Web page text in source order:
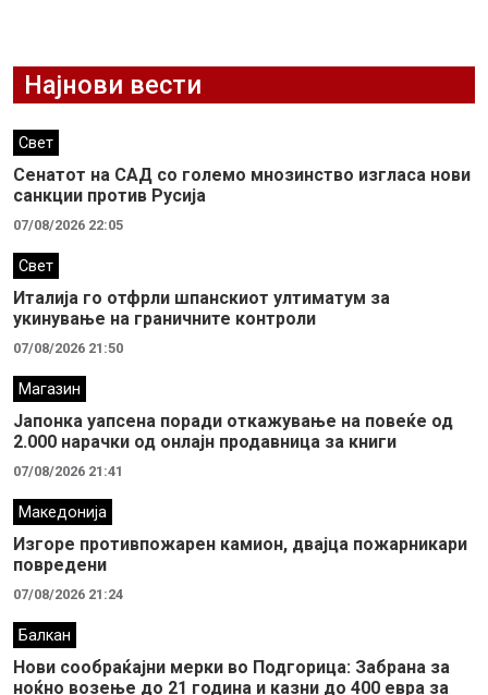
Најнови вести
Свет
Сенатот на САД со големо мнозинство изгласа нови
санкции против Русија
07/08/2026 22:05
Свет
Италија го отфрли шпанскиот ултиматум за
укинување на граничните контроли
07/08/2026 21:50
Магазин
Јапонка уапсена поради откажување на повеќе од
2.000 нарачки од онлајн продавница за книги
07/08/2026 21:41
Македонија
Изгоре противпожарен камион, двајца пожарникари
повредени
07/08/2026 21:24
Балкан
Нови сообраќајни мерки во Подгорица: Забрана за
ноќно возење до 21 година и казни до 400 евра за